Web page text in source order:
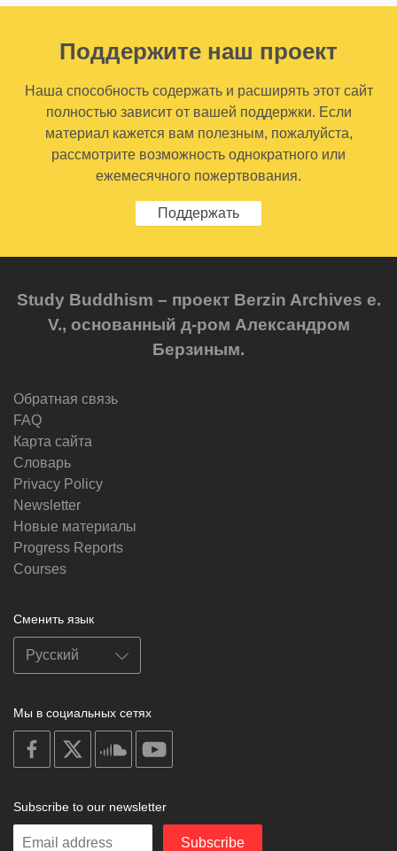
Поддержите наш проект
Наша способность содержать и расширять этот сайт
полностью зависит от вашей поддержки. Если
материал кажется вам полезным, пожалуйста,
рассмотрите возможность однократного или
ежемесячного пожертвования.
Поддержать
Study Buddhism – проект Berzin Archives e.
V., основанный д-ром Александром
Берзиным.
Обратная связь
FAQ
Карта сайта
Словарь
Privacy Policy
Newsletter
Новые материалы
Progress Reports
Courses
Сменить язык
Мы в социальных сетях
on
facebook
soundcloud
Subscribe to our newsletter
Enter
Subscribe